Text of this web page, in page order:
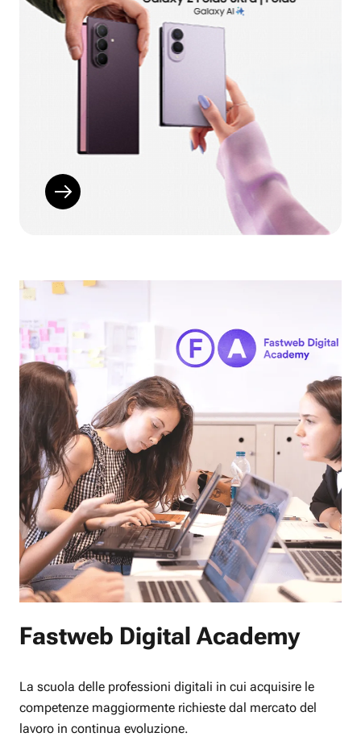
Fastweb Digital Academy
La scuola delle professioni digitali in cui acquisire le
competenze maggiormente richieste dal mercato del
lavoro in continua evoluzione.